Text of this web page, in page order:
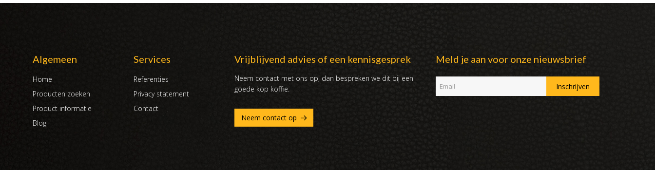
Algemeen
Home
Producten zoeken
Product informatie
Blog
Services
Referenties
Privacy statement
Contact
Vrijblijvend advies of een kennisgesprek
Neem contact met ons op, dan bespreken we dit bij een
goede kop koffie.
Neem contact op
Meld je aan voor onze nieuwsbrief